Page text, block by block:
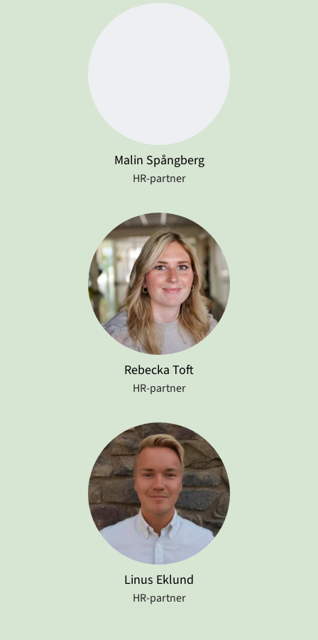
Malin Spångberg
HR-partner
Rebecka Toft
HR-partner
Linus Eklund
HR-partner